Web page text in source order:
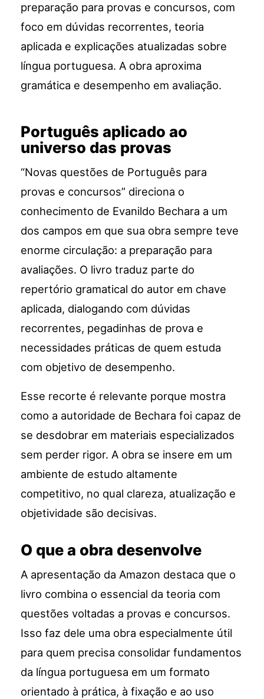
preparação para provas e concursos, com
foco em dúvidas recorrentes, teoria
aplicada e explicações atualizadas sobre
língua portuguesa. A obra aproxima
gramática e desempenho em avaliação.
Português aplicado ao
universo das provas
“Novas questões de Português para
provas e concursos” direciona o
conhecimento de Evanildo Bechara a um
dos campos em que sua obra sempre teve
enorme circulação: a preparação para
avaliações. O livro traduz parte do
repertório gramatical do autor em chave
aplicada, dialogando com dúvidas
recorrentes, pegadinhas de prova e
necessidades práticas de quem estuda
com objetivo de desempenho.
Esse recorte é relevante porque mostra
como a autoridade de Bechara foi capaz de
se desdobrar em materiais especializados
sem perder rigor. A obra se insere em um
ambiente de estudo altamente
competitivo, no qual clareza, atualização e
objetividade são decisivas.
O que a obra desenvolve
A apresentação da Amazon destaca que o
livro combina o essencial da teoria com
questões voltadas a provas e concursos.
Isso faz dele uma obra especialmente útil
para quem precisa consolidar fundamentos
da língua portuguesa em um formato
orientado à prática, à fixação e ao uso